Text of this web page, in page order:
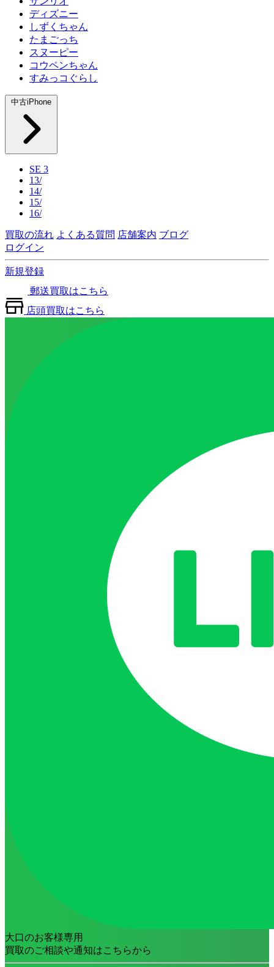
ディズニー
しずくちゃん
たまごっち
スヌーピー
コウペンちゃん
すみっコぐらし
中古iPhone
SE 3
13/
14/
15/
16/
買取の流れ よくある質問 店舗案内 ブログ
ログイン
新規登録
郵送買取はこちら
店頭買取はこちら
大口のお客様専用
買取のご相談や通知はこちらから